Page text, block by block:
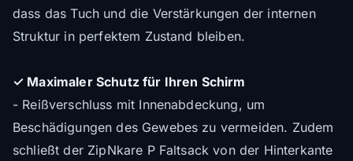
dass das Tuch und die Verstärkungen der internen
Struktur in perfektem Zustand bleiben.
✓ Maximaler Schutz für Ihren Schirm
- Reißverschluss mit Innenabdeckung, um
Beschädigungen des Gewebes zu vermeiden. Zudem
schließt der ZipNkare P Faltsack von der Hinterkante